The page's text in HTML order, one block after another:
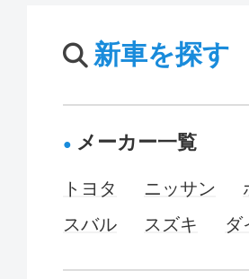
新車を探す
メーカー一覧
トヨタ ニッサン
スバル
スズキ ダ